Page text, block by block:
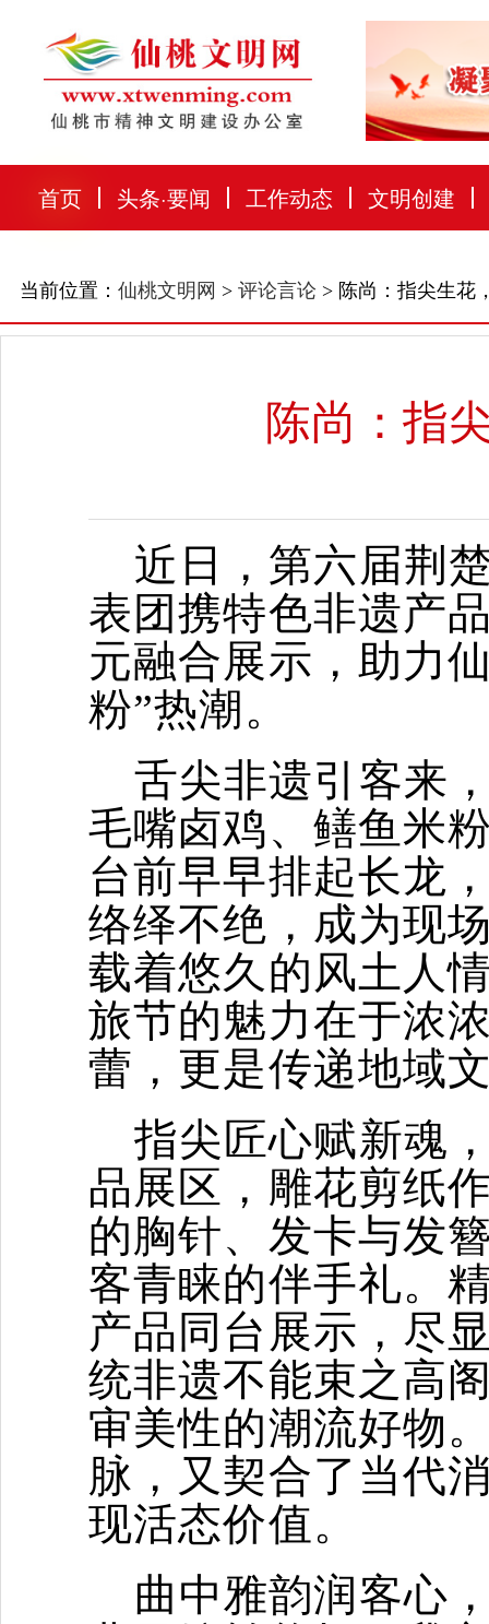
首页 头条·要闻 工作动态 文明创建
当前位置： 仙桃文明网 > 评论言论 > 陈尚：指尖生花
陈尚：指
近日，第六届荆
表团携特色非遗产
元融合展示，助力
粉”热潮。
舌尖非遗引客来
毛嘴卤鸡、鳝鱼米
台前早早排起长龙
络绎不绝，成为现
载着悠久的风土人
旅节的魅力在于浓
蕾，更是传递地域
指尖匠心赋新魂
品展区，雕花剪纸
的胸针、发卡与发
客青睐的伴手礼。
产品同台展示，尽
统非遗不能束之高
审美性的潮流好物
脉，又契合了当代
现活态价值。
曲中雅韵润客心